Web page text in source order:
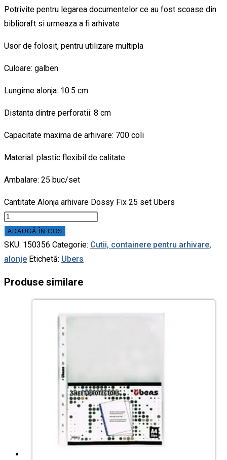
Potrivite pentru legarea documentelor ce au fost scoase din
biblioraft si urmeaza a fi arhivate
Usor de folosit, pentru utilizare multipla
Culoare: galben
Lungime alonja: 10.5 cm
Distanta dintre perforatii: 8 cm
Capacitate maxima de arhivare: 700 coli
Material: plastic flexibil de calitate
Ambalare: 25 buc/set
Cantitate Alonja arhivare Dossy Fix 25 set Ubers
ADAUGĂ ÎN COȘ
SKU: 150356 Categorie: Cutii, containere pentru arhivare,
alonje Etichetă: Ubers
Produse similare